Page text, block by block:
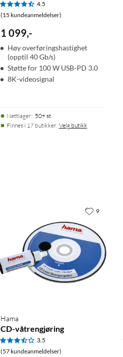
4.5
(15 kundeanmeldelser)
1 099,-
Høy overføringshastighet
(opptil 40 Gb/s)
Støtte for 100 W USB-PD 3.0
8K-videosignal
Nettlager: 50+ st
Finnes i 17 butikker. Velg butikk
Hama
CD-våtrengjøring
3.5
(57 kundeanmeldelser)
9